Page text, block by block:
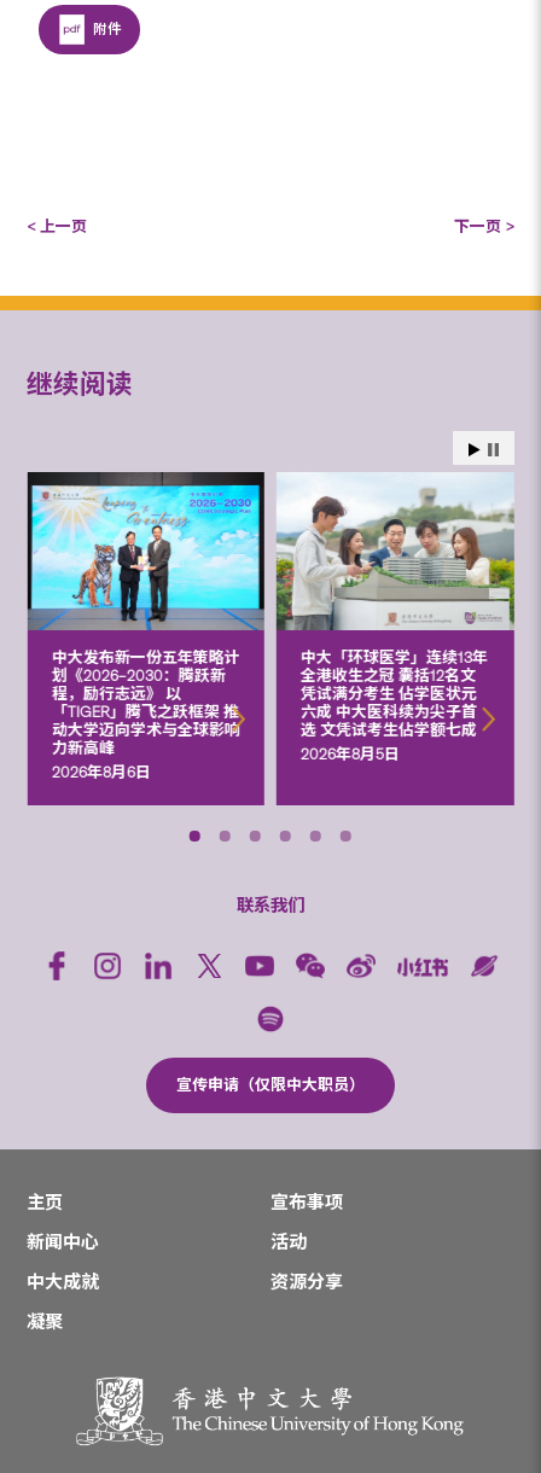
附件
< 上一页 下一页 >
继续阅读
中大发布新一份五年策略计
划《2026‒2030：腾跃新
程，励行志远》 以
「TIGER」腾飞之跃框架 推
动大学迈向学术与全球影响
力新高峰
2026年8月6日
中大「环球医学」连续13年
全港收生之冠 囊括12名文
凭试满分考生 佔学医状元
六成 中大医科续为尖子首
选 文凭试考生佔学额七成
2026年8月5日
联系我们
宣传申请（仅限中大职员）
主页
宣布事项
新闻中心
活动
中大成就
资源分享
凝聚